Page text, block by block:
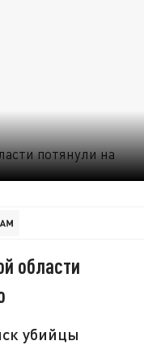
области
убийцы